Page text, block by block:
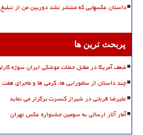
داستان عکسهایی که منتشر نشد دوربین من از
پربحث ترین ها
ضعف آمریکا در مقابل حملات موشکی ایران سوژه
چند داستان از سامورایی ها، گرمی ها و ماجرای
علیرضا قربانی در شیراز کنسرت برگزار می نماید
آمار آثار ارسالی به سومین جشنواره عکس تهران